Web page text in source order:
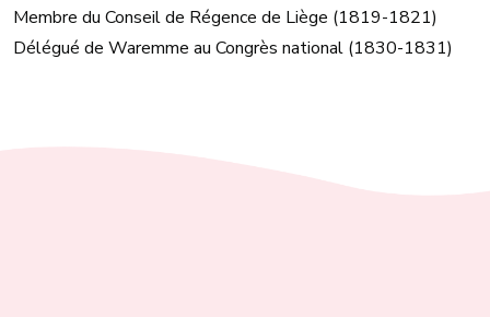
Membre du Conseil de Régence de Liège (1819-1821)
Délégué de Waremme au Congrès national (1830-1831)